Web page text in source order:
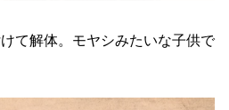
て解体。モヤシみたいな子供で